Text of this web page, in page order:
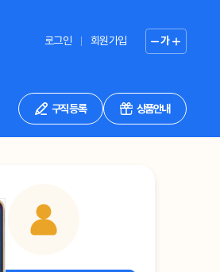
로그인 회원가입 가
구직 등록 상품안내